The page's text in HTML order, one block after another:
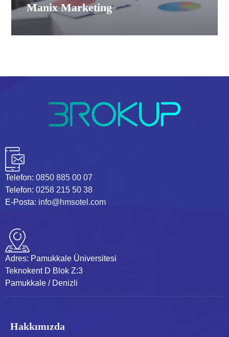
Manix Marketing
Telefon: 0850 885 00 07
Telefon: 0258 215 50 38
E-Posta: info@hmsotel.com
Adres: Pamukkale Üniversitesi
Teknokent D Blok Z:3
Pamukkale / Denizli
Hakkımızda